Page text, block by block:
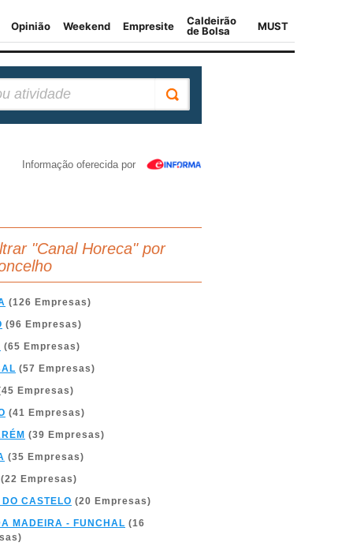
Informação oferecida por
"Canal Horeca" por
(126 Empresas)
(96 Empresas)
(65 Empresas)
(57 Empresas)
Empresas)
(41 Empresas)
(39 Empresas)
(35 Empresas)
(22 Empresas)
CASTELO (20 Empresas)
MADEIRA - FUNCHAL (16